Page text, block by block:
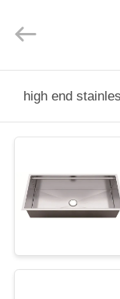
PRODUK
TENTANG
KAMI
TUR
Rights
by
high end